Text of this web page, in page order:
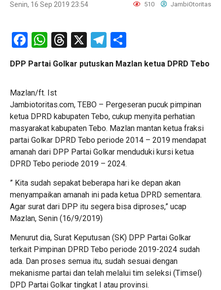
Senin, 16 Sep 2019 23:54 510 JambiOtoritas
Facebook
WhatsApp
Threads
X Telegram
DPP Partai Golkar putuskan Mazlan ketua DPRD Tebo
Mazlan/ft. Ist
Jambiotoritas.com, TEBO – Pergeseran pucuk pimpinan
ketua DPRD kabupaten Tebo, cukup menyita perhatian
masyarakat kabupaten Tebo. Mazlan mantan ketua fraksi
partai Golkar DPRD Tebo periode 2014 – 2019 mendapat
amanah dari DPP Partai Golkar menduduki kursi ketua
DPRD Tebo periode 2019 – 2024.
” Kita sudah sepakat beberapa hari ke depan akan
menyampaikan amanah ini pada ketua DPRD sementara.
Agar surat dari DPP itu segera bisa diproses,” ucap
Mazlan, Senin (16/9/2019)
Menurut dia, Surat Keputusan (SK) DPP Partai Golkar
terkait Pimpinan DPRD Tebo periode 2019-2024 sudah
ada. Dan proses semua itu, sudah sesuai dengan
mekanisme partai dan telah melalui tim seleksi (Timsel)
DPD Partai Golkar tingkat I atau provinsi.